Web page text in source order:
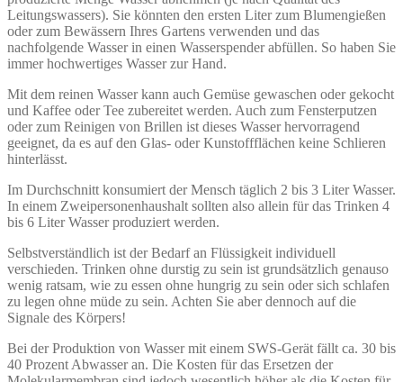
Leitungswassers). Sie könnten den ersten Liter zum Blumengießen
oder zum Bewässern Ihres Gartens verwenden und das
nachfolgende Wasser in einen Wasserspender abfüllen. So haben Sie
immer hochwertiges Wasser zur Hand.
Mit dem reinen Wasser kann auch Gemüse gewaschen oder gekocht
und Kaffee oder Tee zubereitet werden. Auch zum Fensterputzen
oder zum Reinigen von Brillen ist dieses Wasser hervorragend
geeignet, da es auf den Glas- oder Kunstoffflächen keine Schlieren
hinterlässt.
Im Durchschnitt konsumiert der Mensch täglich 2 bis 3 Liter Wasser.
In einem Zweipersonenhaushalt sollten also allein für das Trinken 4
bis 6 Liter Wasser produziert werden.
Selbstverständlich ist der Bedarf an Flüssigkeit individuell
verschieden. Trinken ohne durstig zu sein ist grundsätzlich genauso
wenig ratsam, wie zu essen ohne hungrig zu sein oder sich schlafen
zu legen ohne müde zu sein. Achten Sie aber dennoch auf die
Signale des Körpers!
Bei der Produktion von Wasser mit einem SWS-Gerät fällt ca. 30 bis
40 Prozent Abwasser an. Die Kosten für das Ersetzen der